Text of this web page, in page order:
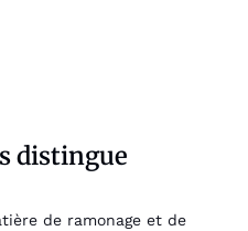
distingue
de ramonage et de